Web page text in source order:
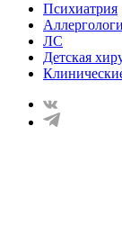
Психиатрия
ЛС
Детская